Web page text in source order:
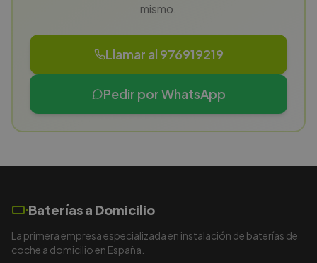
mismo.
Llamar al 976919219
Pedir por WhatsApp
Baterías a Domicilio
La primera empresa especializada en instalación de baterías de
coche a domicilio en España.